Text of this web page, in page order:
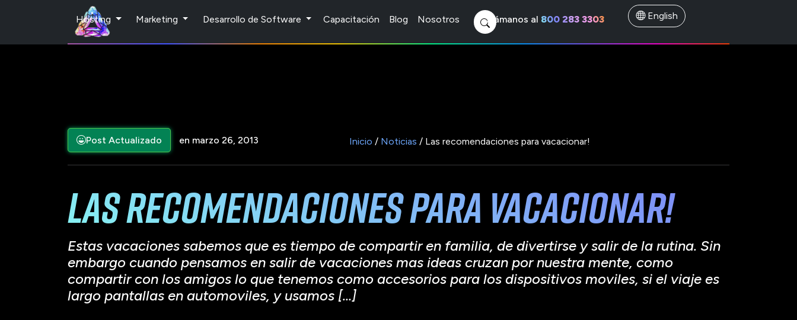
Hosting Marketing Desarrollo de Software Capacitación Blog Nosotros Llámanos al 800 283 3303 English
Post Actualizado en marzo 26, 2013 Inicio / Noticias / Las recomendaciones para vacacionar!
Las recomendaciones para vacacionar!
Estas vacaciones sabemos que es tiempo de compartir en familia, de divertirse y salir de la rutina. Sin
embargo cuando pensamos en salir de vacaciones mas ideas cruzan por nuestra mente, como
compartir con los amigos lo que tenemos como accesorios para los dispositivos moviles, si el viaje es
largo pantallas en automoviles, y usamos […]